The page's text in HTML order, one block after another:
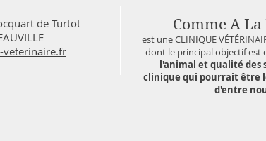
de Turtot
veterinaire.fr
Comme A
est une CLINIQUE
dont le principal objectif est
l'animal et qualité des
clinique qui pourrait être
d'entre